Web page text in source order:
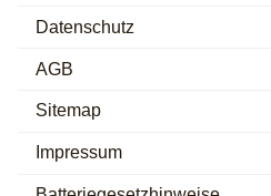
Datenschutz
AGB
Sitemap
Impressum